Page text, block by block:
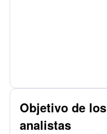
Objetivo de los
analistas